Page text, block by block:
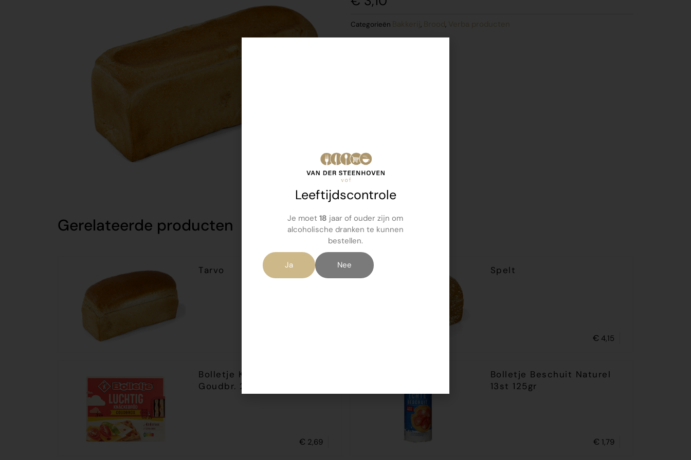
Categorieën , ,
Gerelateerde producten
Tarvo Spelt
€ 4,15
Bolletje Knackebr. Luchting
Goudbr. 240gr
€ 2,69
Bolletje Beschuit Naturel
13st 125gr
€ 1,79
Leeftijdscontrole
Je moet18 jaar of ouder zijn om
alcoholische dranken te kunnen
bestellen.
Ja Nee